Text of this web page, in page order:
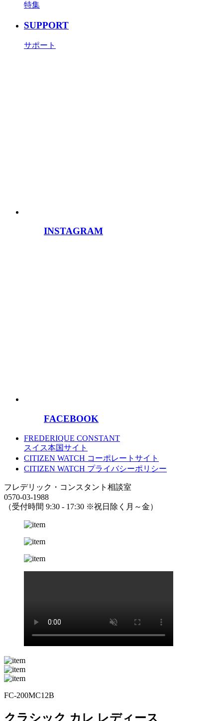
特集
SUPPORT
サポート
INSTAGRAM
FACEBOOK
FREDERIQUE CONSTANT
スイス本国サイト
CITIZEN WATCH コーポレートサイト
CITIZEN WATCH プライバシーポリシー
フレデリック・コンスタント相談室
0570-03-1988
（受付時間 9:30 - 17:30 ※祝日除く月～金）
FC-200MC12B
クラシック カレ レディース